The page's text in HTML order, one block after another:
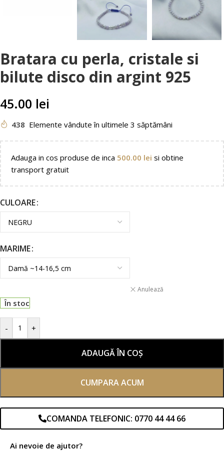
Bratara cu perla, cristale si
bilute disco din argint 925
45.00 lei
438 Elemente vândute în ultimele 3 săptămâni
Adauga in cos produse de inca 500.00 lei si obtine
transport gratuit
CULOARE
MARIME
Anulează
În stoc
- +
ADAUGĂ ÎN COȘ
CUMPARA ACUM
COMANDA TELEFONIC: 0770 44 44 66
Ai nevoie de ajutor?